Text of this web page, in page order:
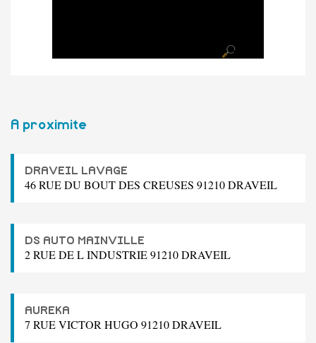
A proximite
DRAVEIL LAVAGE
46 RUE DU BOUT DES CREUSES 91210 DRAVEIL
DS AUTO MAINVILLE
2 RUE DE L INDUSTRIE 91210 DRAVEIL
AUREKA
7 RUE VICTOR HUGO 91210 DRAVEIL